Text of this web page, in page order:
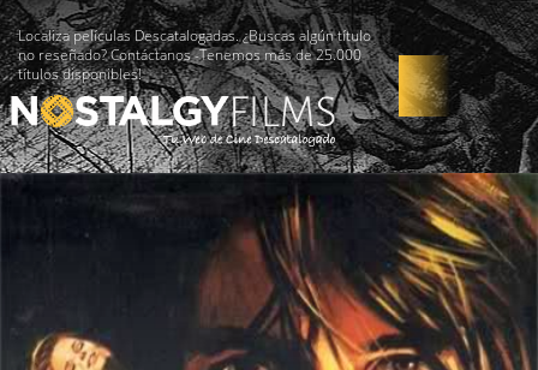
Localiza películas Descatalogadas. ¿Buscas algún título
no reseñado? Contáctanos -Tenemos más de 25.000
títulos disponibles!